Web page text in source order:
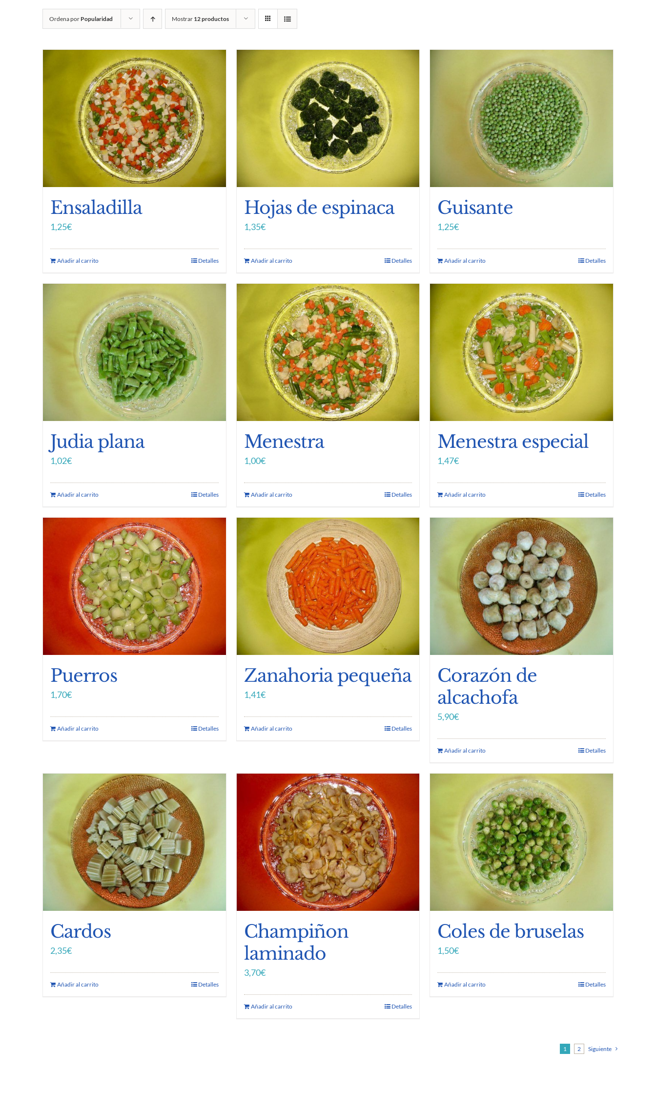
Ordena por Popularidad Mostrar 12 productos
Ensaladilla
1,25€
Añadir al carrito Detalles
Hojas de espinaca
1,35€
Añadir al carrito Detalles
Guisante
1,25€
Añadir al carrito Detalles
Judia plana
1,02€
Añadir al carrito Detalles
Menestra
1,00€
Añadir al carrito Detalles
Menestra especial
1,47€
Añadir al carrito Detalles
Puerros
1,70€
Añadir al carrito Detalles
Zanahoria pequeña
1,41€
Añadir al carrito Detalles
Corazón de
alcachofa
5,90€
Añadir al carrito Detalles
Cardos
2,35€
Añadir al carrito Detalles
Champiñon
laminado
3,70€
Añadir al carrito Detalles
Coles de bruselas
1,50€
Añadir al carrito Detalles
1 2 Siguiente